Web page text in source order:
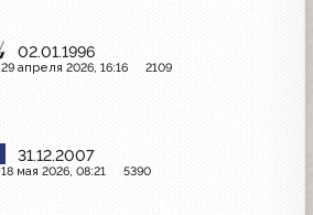
02.01.1996
29 апреля 2026, 16:16 2109
31.12.2007
18 мая 2026, 08:21 5390